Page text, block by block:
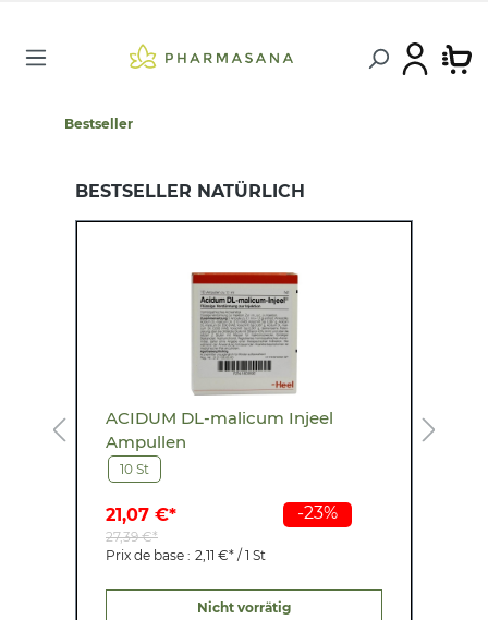
Bestseller
BESTSELLER NATÜRLICH
-23%
ACIDUM DL-malicum Injeel
Ampullen
10 St
21,07 €*
27,39 €*
Prix de base : 2,11 €* / 1 St
Nicht vorrätig